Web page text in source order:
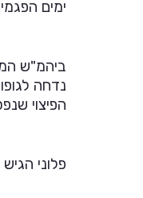
ימים הפגמים
ביהמ"ש
הפיצוי שנפסק:
פלוני הגיש